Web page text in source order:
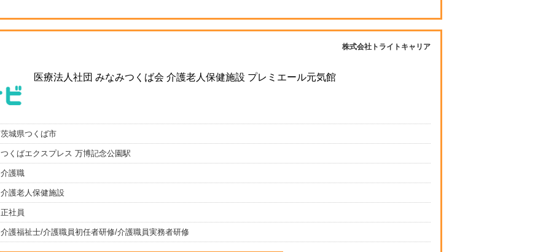
株式会社トライトキャリア
医療法人社団 みなみつくば会 介護老人保健施設 プレミエール元気館
茨城県つくば市
つくばエクスプレス 万博記念公園駅
介護職
介護老人保健施設
正社員
介護福祉士/介護職員初任者研修/介護職員実務者研修